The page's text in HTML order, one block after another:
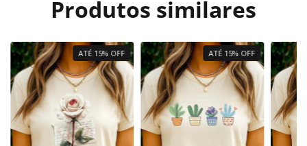
Produtos similares
ATÉ 15% OFF ATÉ 15% OFF